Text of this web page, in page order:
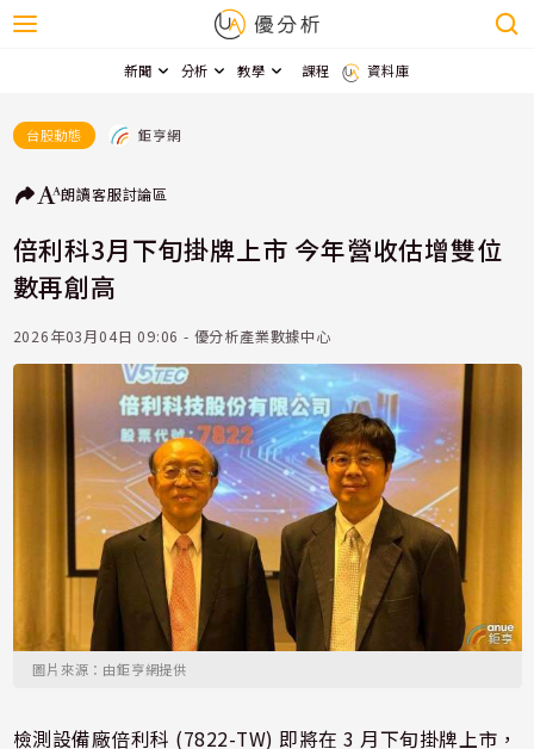
新聞 分析 教學 課程 資料庫
台股動態 鉅亨網
朗讀客服討論區
倍利科3月下旬掛牌上市 今年營收估增雙位
數再創高
2026年03月04日 09:06 - 優分析產業數據中心
圖片來源：由鉅亨網提供
檢測設備廠倍利科 (7822-TW) 即將在 3 月下旬掛牌上市，